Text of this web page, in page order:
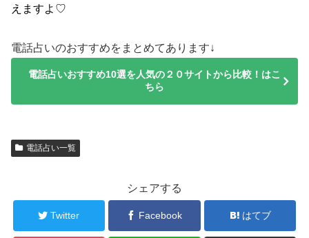
えますよ♡
電話占いのおすすめをまとめてあります↓
電話占いおすすめ10選を人気の２０サイトから比較！はこ
ちら
電話占い一覧
シェアする
Twitter Facebook はてブ